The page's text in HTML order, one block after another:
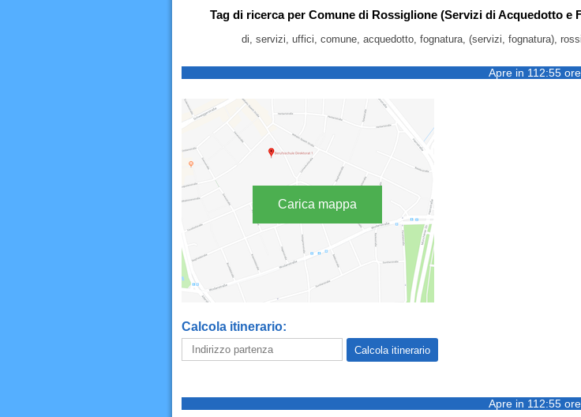
Tag di ricerca per Comune di Rossiglione (Servizi di Acquedotto e
di, servizi, uffici, comune, acquedotto, fognatura, (servizi, fognatura),
Apre in 112:55 ore
Carica mappa
Calcola itinerario:
Apre in 112:55 ore